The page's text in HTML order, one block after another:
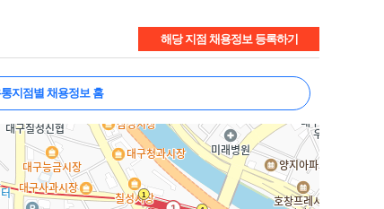
지점별 채용정보 홈
해당 지점 채용정보 등록하기